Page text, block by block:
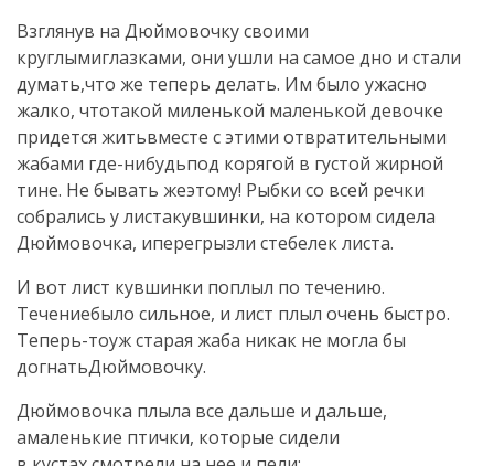
Взглянув на Дюймовочку своими
круглымиглазками, они ушли на самое дно и стали
думать,что же теперь делать. Им было ужасно
жалко, чтотакой миленькой маленькой девочке
придется житьвместе с этими отвратительными
жабами где-нибудьпод корягой в густой жирной
тине. Не бывать жеэтому! Рыбки со всей речки
собрались у листакувшинки, на котором сидела
Дюймовочка, иперегрызли стебелек листа.
И вот лист кувшинки поплыл по течению.
Течениебыло сильное, и лист плыл очень быстро.
Теперь-тоуж старая жаба никак не могла бы
догнатьДюймовочку.
Дюймовочка плыла все дальше и дальше,
амаленькие птички, которые сидели